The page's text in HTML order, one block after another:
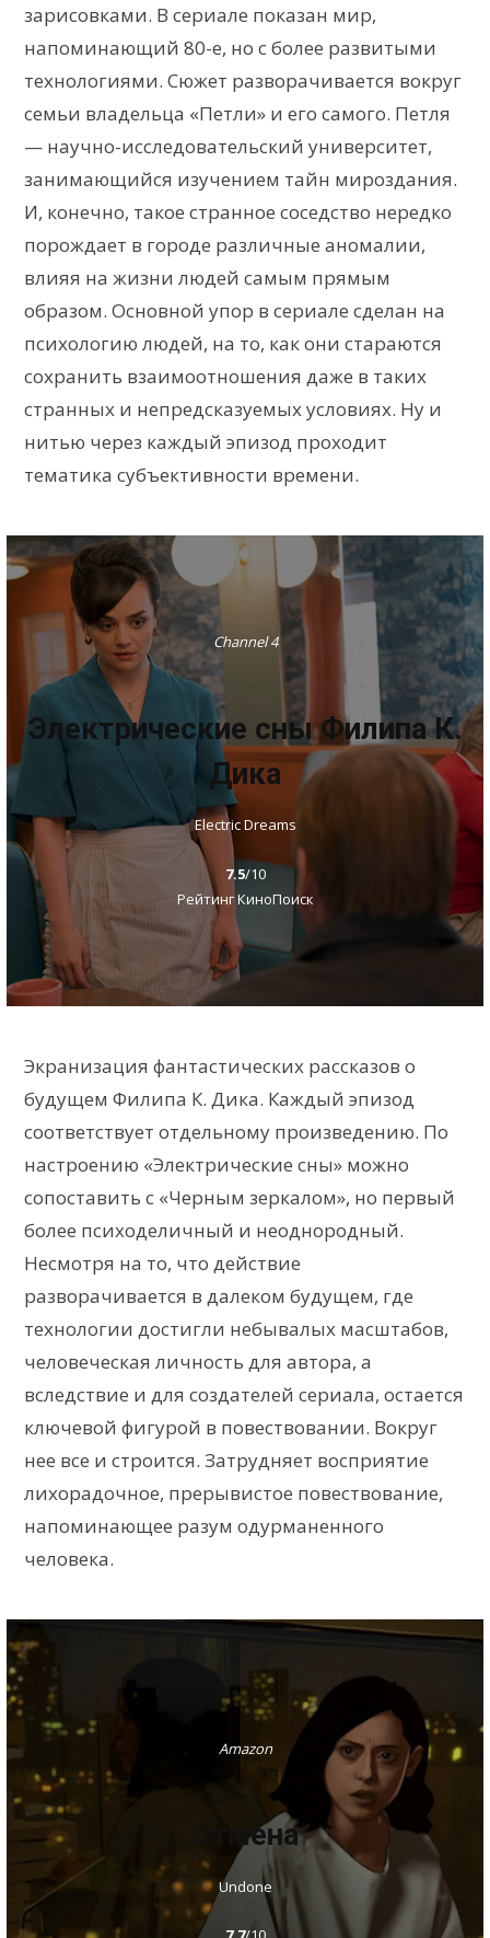
зарисовками. В сериале показан мир,
напоминающий 80-е, но с более развитыми
технологиями. Сюжет разворачивается вокруг
семьи владельца «Петли» и его самого. Петля
— научно-исследовательский университет,
занимающийся изучением тайн мироздания.
И, конечно, такое странное соседство нередко
порождает в городе различные аномалии,
влияя на жизни людей самым прямым
образом. Основной упор в сериале сделан на
психологию людей, на то, как они стараются
сохранить взаимоотношения даже в таких
странных и непредсказуемых условиях. Ну и
нитью через каждый эпизод проходит
тематика субъективности времени.
Channel 4
Электрические сны Филипа К.
Дика
Electric Dreams
7.5/10
Рейтинг КиноПоиск
Экранизация фантастических рассказов о
будущем Филипа К. Дика. Каждый эпизод
соответствует отдельному произведению. По
настроению «Электрические сны» можно
сопоставить с «Черным зеркалом», но первый
более психоделичный и неоднородный.
Несмотря на то, что действие
разворачивается в далеком будущем, где
технологии достигли небывалых масштабов,
человеческая личность для автора, а
вследствие и для создателей сериала, остается
ключевой фигурой в повествовании. Вокруг
нее все и строится. Затрудняет восприятие
лихорадочное, прерывистое повествование,
напоминающее разум одурманенного
человека.
Amazon
Отмена
Undone